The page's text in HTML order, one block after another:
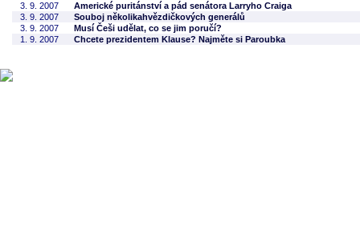
3. 9. 2007
Americké puritánství a pád senátora Larryho Craiga
3. 9. 2007
Souboj několikahvězdičkových generálů
3. 9. 2007
Musí Češi udělat, co se jim poručí?
1. 9. 2007
Chcete prezidentem Klause? Najměte si Paroubka